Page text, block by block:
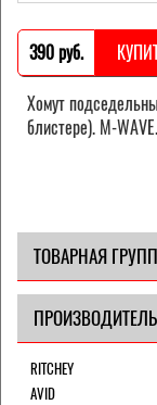
390 pуб.
Хомут
блистере). M-
ТОВАРНАЯ
ПРОИЗВОДИТЕЛЬ
RITCHEY
AVID